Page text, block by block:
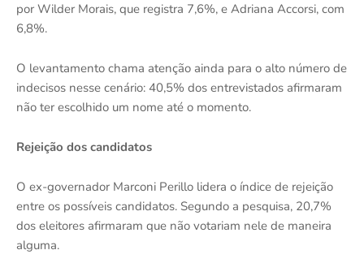
por Wilder Morais, que registra 7,6%, e Adriana Accorsi, com
6,8%.
O levantamento chama atenção ainda para o alto número de
indecisos nesse cenário: 40,5% dos entrevistados afirmaram
não ter escolhido um nome até o momento.
Rejeição dos candidatos
O ex-governador Marconi Perillo lidera o índice de rejeição
entre os possíveis candidatos. Segundo a pesquisa, 20,7%
dos eleitores afirmaram que não votariam nele de maneira
alguma.